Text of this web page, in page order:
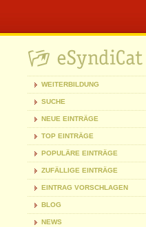
WEITERBILDUNG
SUCHE
NEUE EINTRÄGE
TOP EINTRÄGE
POPULÄRE EINTRÄGE
ZUFÄLLIGE EINTRÄGE
EINTRAG VORSCHLAGEN
BLOG
NEWS